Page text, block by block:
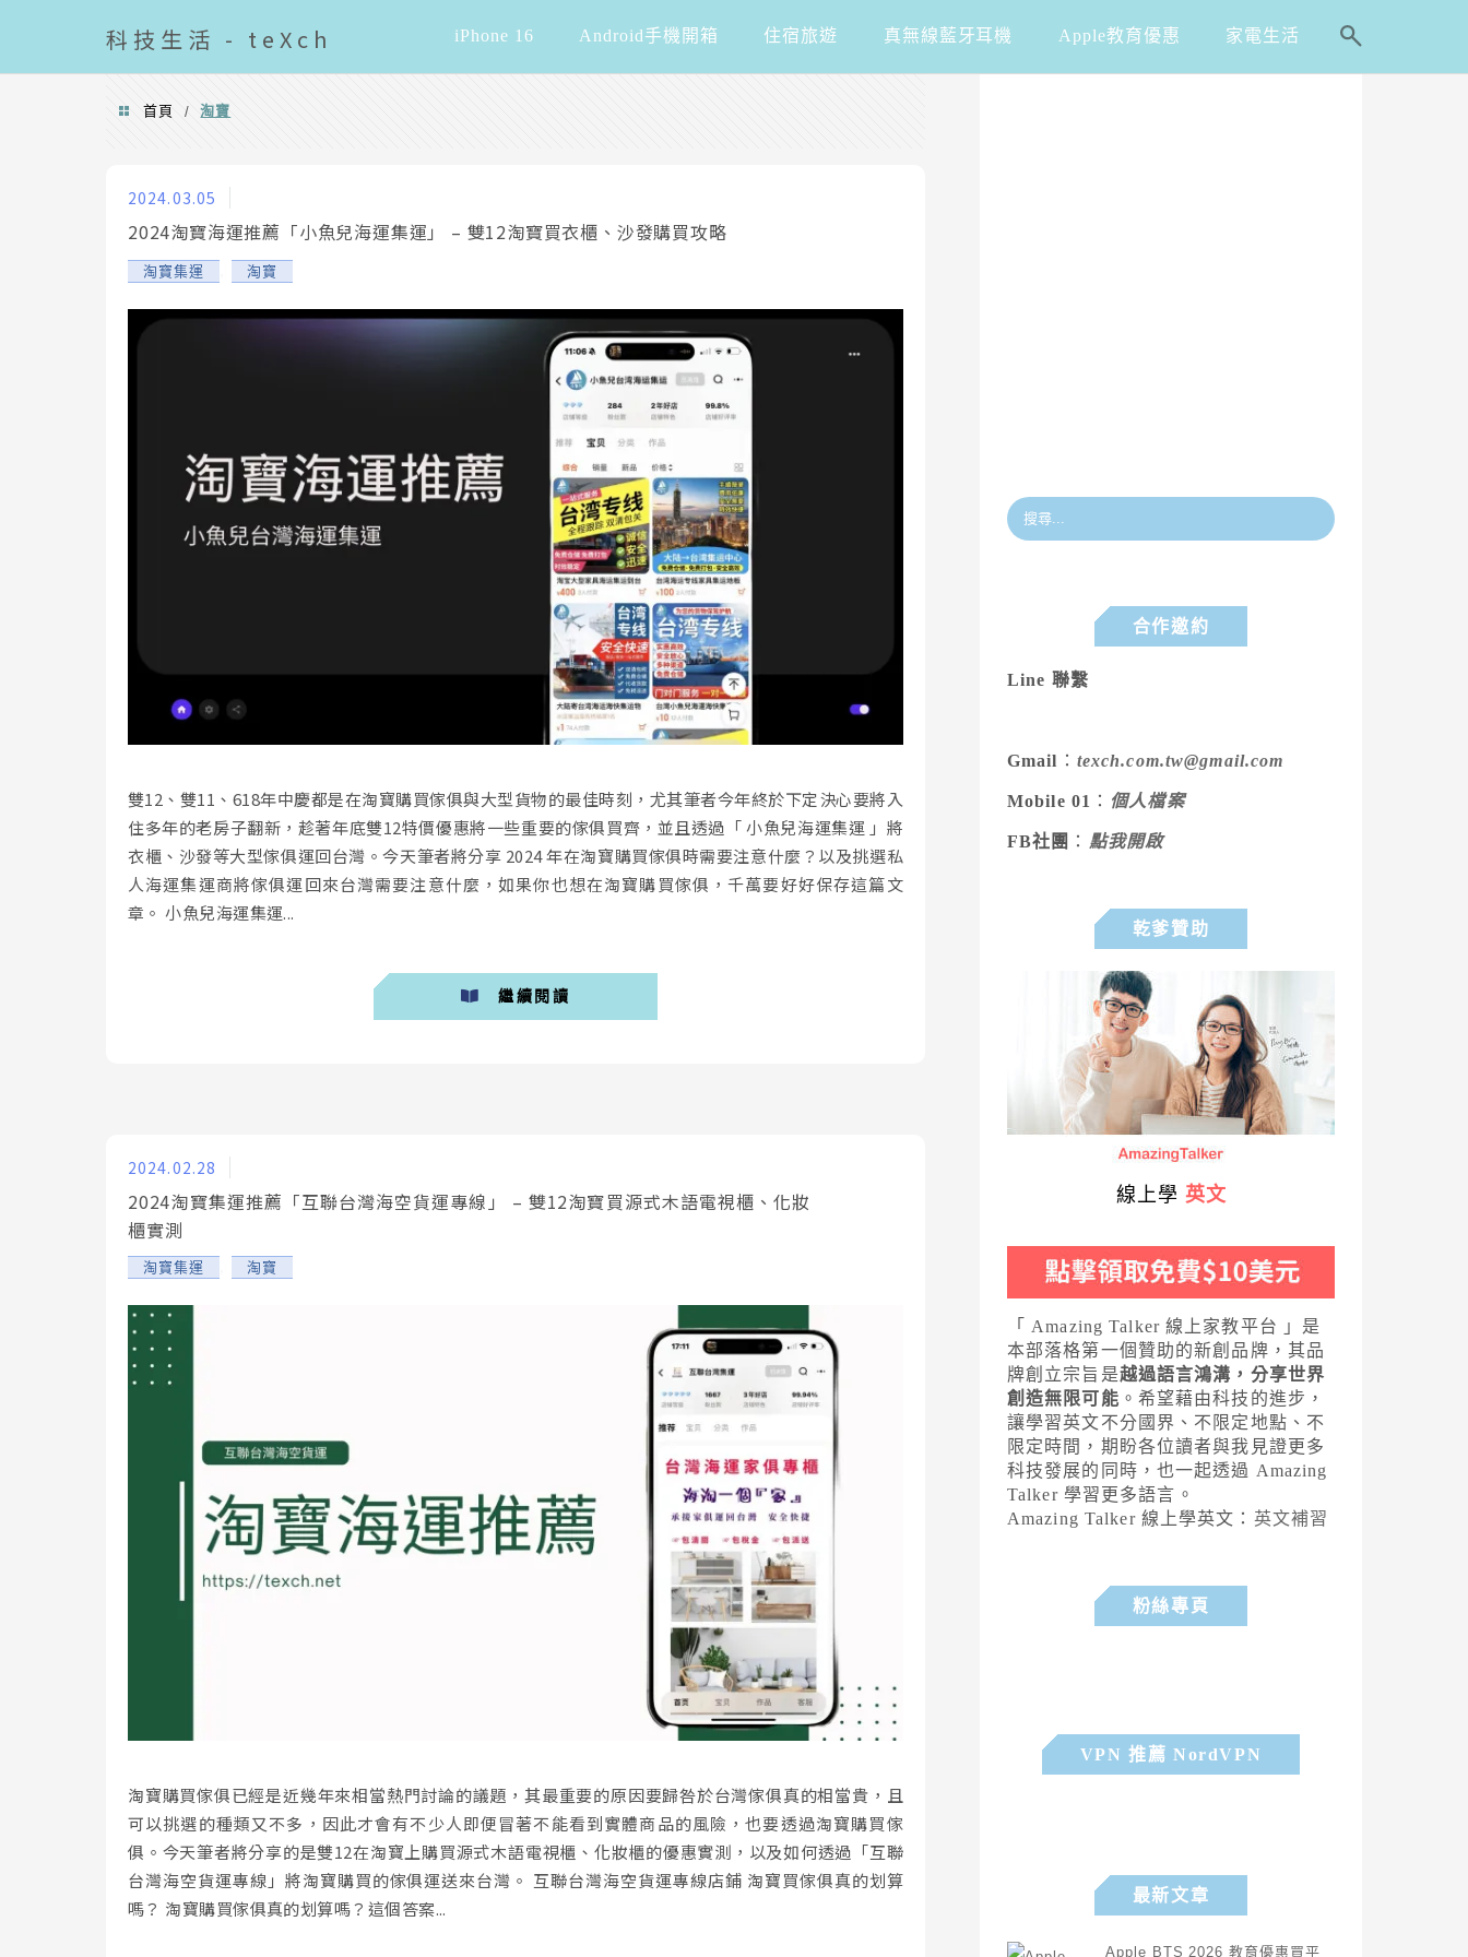
科技 生活 - teXch iPhone 16 Android手機開箱 住宿旅遊 真無線藍牙耳機 Apple教育優惠 家電生活
首頁 / 淘寶
2024.03.05
2024淘寶海運推薦「小魚兒海運集運」 – 雙12淘寶買衣櫃、沙發購買攻略
淘寶集運 淘寶
雙12、雙11、618年中慶都是在淘寶購買傢俱與大型貨物的最佳時刻，尤其筆者今年終於下定決心要將入
住多年的老房子翻新，趁著年底雙12特價優惠將一些重要的傢俱買齊，並且透過「 小魚兒海運集運 」將
衣櫃、沙發等大型傢俱運回台灣。今天筆者將分享 2024 年在淘寶購買傢俱時需要注意什麼？以及挑選私
人海運集運商將傢俱運回來台灣需要注意什麼，如果你也想在淘寶購買傢俱，千萬要好好保存這篇文
章。 小魚兒海運集運...
繼續閱讀
2024.02.28
2024淘寶集運推薦「互聯台灣海空貨運專線」 – 雙12淘寶買源式木語電視櫃、化妝
櫃實測
淘寶集運 淘寶
淘寶購買傢俱已經是近幾年來相當熱門討論的議題，其最重要的原因要歸咎於台灣傢俱真的相當貴，且
可以挑選的種類又不多，因此才會有不少人即便冒著不能看到實體商品的風險，也要透過淘寶購買傢
俱。今天筆者將分享的是雙12在淘寶上購買源式木語電視櫃、化妝櫃的優惠實測，以及如何透過「互聯
台灣海空貨運專線」將淘寶購買的傢俱運送來台灣。 互聯台灣海空貨運專線店鋪 淘寶買傢俱真的划算
嗎？ 淘寶購買傢俱真的划算嗎？這個答案...
合作邀約
Line 聯繫
Gmail ： texch.com.tw@gmail.com
Mobile 01 ： 個人檔案
FB社團 ： 點我開啟
乾爹贊助
線上學 英文
「 Amazing Talker 線上家教平台 」是
本部落格第一個贊助的新創品牌，其品
牌創立宗旨是越過語言鴻溝，分享世界
創造無限可能 。希望藉由科技的進步，
讓學習英文不分國界、不限定地點、不
限定時間，期盼各位讀者與我見證更多
科技發展的同時，也一起透過 Amazing
Talker 學習更多語言。
Amazing Talker 線上學英文： 英文補習
粉絲專頁
VPN 推薦 NordVPN
最新文章
Apple BTS 2026 教育優惠買平